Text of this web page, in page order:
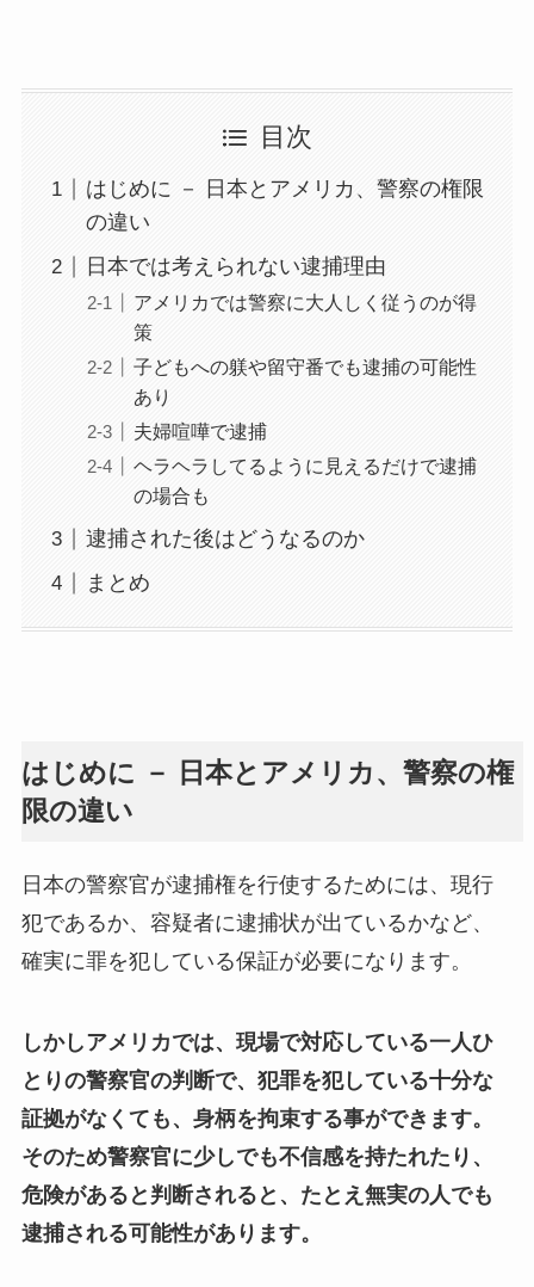
目次
はじめに － 日本とアメリカ、警察の権限
の違い
日本では考えられない逮捕理由
アメリカでは警察に大人しく従うのが得
策
子どもへの躾や留守番でも逮捕の可能性
あり
夫婦喧嘩で逮捕
ヘラヘラしてるように見えるだけで逮捕
の場合も
逮捕された後はどうなるのか
まとめ
はじめに － 日本とアメリカ、警察の権
限の違い
日本の警察官が逮捕権を行使するためには、現行
犯であるか、容疑者に逮捕状が出ているかなど、
確実に罪を犯している保証が必要になります。
しかしアメリカでは、現場で対応している一人ひ
とりの警察官の判断で、犯罪を犯している十分な
証拠がなくても、身柄を拘束する事ができます。
そのため警察官に少しでも不信感を持たれたり、
危険があると判断されると、たとえ無実の人でも
逮捕される可能性があります。